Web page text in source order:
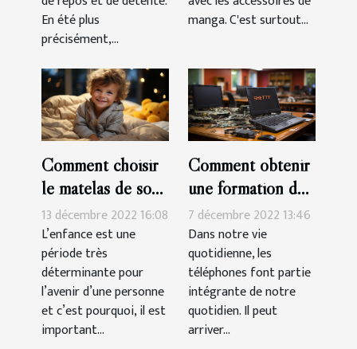
En été plus
précisément,...
manga. C'est surtout...
Comment choisir
le matelas de son
enfant?
13 décembre 2022 16:08
L’enfance est une
période très
déterminante pour
l’avenir d’une personne
et c’est pourquoi, il est
important...
Comment obtenir
une formation de
réparation de
smartphone à
Montpelier ?
7 décembre 2022 13:46
Dans notre vie
quotidienne, les
téléphones font partie
intégrante de notre
quotidien. Il peut
arriver...